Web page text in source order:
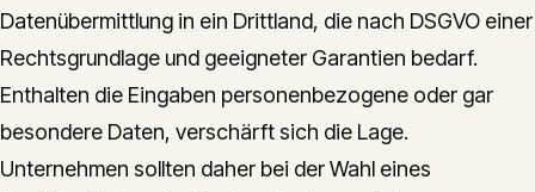
Datenübermittlung in ein Drittland, die nach DSGVO einer
Rechtsgrundlage und geeigneter Garantien bedarf.
Enthalten die Eingaben personenbezogene oder gar
besondere Daten, verschärft sich die Lage.
Unternehmen sollten daher bei der Wahl eines